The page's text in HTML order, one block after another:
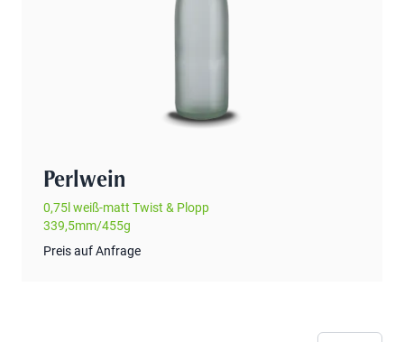
Perlwein
0,75l weiß-matt Twist & Plopp
339,5mm/455g
Preis auf Anfrage